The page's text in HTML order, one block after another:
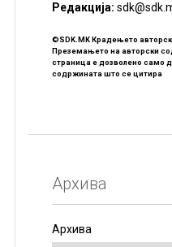
Редакцијa:
©SDK.MK Крадењето
Преземањето на авторски
страница е дозволено само
содржината што се цитира
Архива
Архива